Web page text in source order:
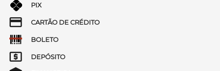
PIX
CARTÃO DE CRÉDITO
BOLETO
DEPÓSITO